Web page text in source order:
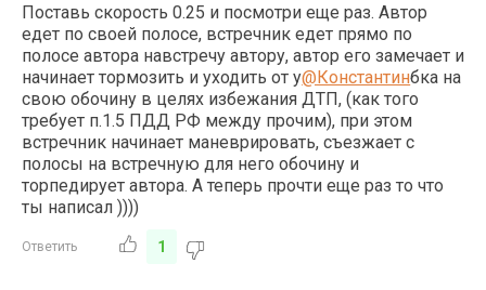
Поставь скорость 0.25 и посмотри еще раз. Автор
едет по своей полосе, встречник едет прямо по
полосе автора навстречу автору, автор его замечает и
начинает тормозить и уходить от у@Константинбка на
свою обочину в целях избежания ДТП, (как того
требует п.1.5 ПДД РФ между прочим), при этом
встречник начинает маневрировать, съезжает с
полосы на встречную для него обочину и
торпедирует автора. А теперь прочти еще раз то что
ты написал ))))
Ответить 1